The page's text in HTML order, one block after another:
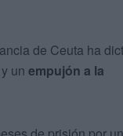
de Ceuta ha
y un empujón a la